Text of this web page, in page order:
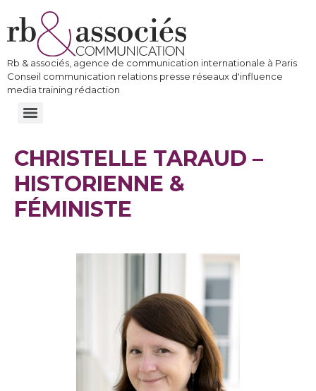
Rb & associés, agence de communication internationale à Paris
Conseil communication relations presse réseaux d'influence
media training rédaction
CHRISTELLE TARAUD –
HISTORIENNE &
FÉMINISTE